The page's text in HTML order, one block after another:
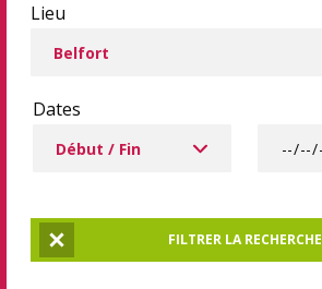
Lieu
Dates
Dates à partir de
Réinitialiser la rechercheFILTRER LA RECHERCHE